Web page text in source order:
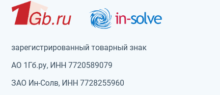
зарегистрированный товарный знак
АО 1Гб.ру, ИНН 7720589079
ЗАО Ин-Солв, ИНН 7728255960